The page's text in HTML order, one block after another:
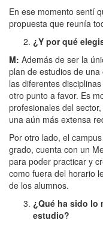
En ese momento sentí
propuesta que reunía
¿Y por qué
M: Además de ser la
plan de estudios de
las diferentes
otro punto a favor. Es
profesionales del
una aún más extensa
Por otro lado, el
grado, cuenta con un
para poder practicar y
como fuera del horario
de los alumnos.
¿Qué ha sido lo
estudio?